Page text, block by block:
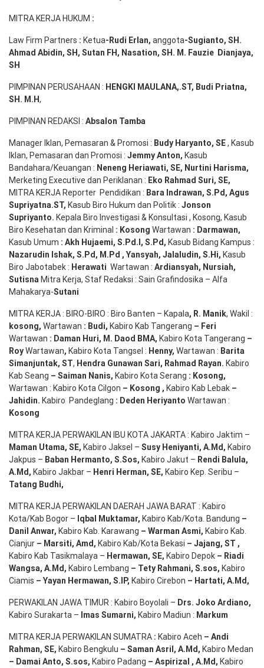
MITRA KERJA HUKUM :
Law Firm Partners : Ketua-Rudi Erlan, anggota-Sugianto, SH.
Ahmad Abidin, SH, Sutan FH, Nasation, SH. M. Fauzie Dianjaya,
SH
PIMPINAN PERUSAHAAN : HENGKI MAULANA,.ST, Budi Priatna,
SH . M.H,
PIMPINAN REDAKSI : Absalon Tamba
Manager Iklan, Pemasaran & Promosi : Budy Haryanto, SE, Kasub
Iklan, Pemasaran dan Promosi : Jemmy Anton, Kasub
Bandahara/Keuangan : Neneng Heriawati, SE, Nurtini Harisma,
Merketing Executive dan Periklanan : Eko Rahmad Suri, SE,
MITRA KERJA Reporter Pendidikan : Bara Indrawan, S.Pd , Agus
Supriyatna.ST, Kasub Biro Hukum dan Politik : Jonson
Supriyanto. Kepala Biro Investigasi & Konsultasi , Kosong, Kasub
Biro Kesehatan dan Kriminal : Kosong Wartawan : Darmawan,
Kasub Umum : Akh Hujaemi, S.Pd.I, S.Pd , Kasub Bidang Kampus :
Nazarudin Ishak, S.Pd , M.Pd , Yansyah, Jalaludin, S.Hi, Kasub
Biro Jabotabek : Herawati Wartawan : Ardiansyah, Nursiah,
Sutisna Mitra Kerja, Staf Redaksi : Sain Grafindosika – Alfa
Mahakarya-Sutani
MITRA KERJA : BIRO-BIRO : Biro Banten – Kapala, R. Manik, Wakil :
kosong, Wartawan : Budi, Kabiro Kab Tangerang – Feri
Wartawan : Daman Huri, M. Daod BMA, Kabiro Kota Tangerang –
RoyWartawan, Kabiro Kota Tangsel : Henny, Wartawan : Barita
Simanjuntak, ST, Hendra Gunawan Sari, Rahmad Rayan. Kabiro
Kab Seang – Saiman Nanis, Kabiro Kota Serang : Kosong,
Wartawan : Kabiro Kota Cilgon – Kosong , Kabiro Kab Lebak –
Jahidin. Kabiro Pandeglang : Deden Heriyanto Wartawan :
Kosong
MITRA KERJA PERWAKILAN IBU KOTA JAKARTA : Kabiro Jaktim –
Maman Utama, SE, Kabiro Jaksel – Susy Heniyanti, A.Md , Kabiro
Jakpus – Baban Hermanto, S.Sos, Kabiro Jakut – Rendi Balula,
A.Md , Kabiro Jakbar – Henri Herman, SE, Kabiro Kep. Seribu –
Tatang Budhi,
MITRA KERJA PERWAKILAN DAERAH JAWA BARAT : Kabiro
Kota/Kab Bogor – Iqbal Muktamar, Kabiro Kab/Kota. Bandung –
Danil Anwar, Kabiro Kab. Karawang – Warman Asmi, Kabiro Kab.
Cianjur – Marsiti, Amd , Kabiro Kab/Kota Bekasi – Jajang, ST ,
Kabiro Kab Tasikmalaya – Hermawan, SE, Kabiro Depok – Riadi
Wangsa, A.Md , Kabiro Lembang – Tety Rahmani, S.sos, Kabiro
Ciamis – Yayan Hermawan, S.IP, Kabiro Cirebon – Hartati, A.Md ,
PERWAKILAN JAWA TIMUR : Kabiro Boyolali – Drs. Joko Ardiano,
Kabiro Surakarta – Imas Sumarni, Kabiro Madiun : Markum
MITRA KERJA PERWAKILAN SUMATRA : Kabiro Aceh – Andi
Rahman, SE, Kabiro Bengkulu – Saman Asril , A.Md , Kabiro Medan
– Damai Anto, S.sos, Kabiro Padang – Aspirizal , A.Md , Kabiro